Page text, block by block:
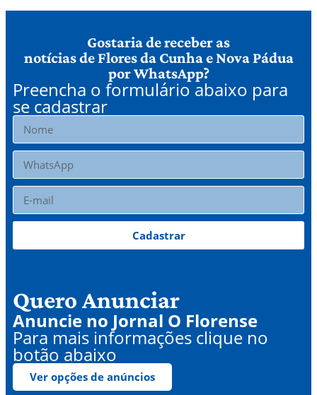
Gostaria de receber as
notícias de Flores da Cunha e Nova Pádua
por WhatsApp?
Preencha o formulário abaixo para
se cadastrar
Cadastrar
Quero Anunciar
Anuncie no Jornal O Florense
Para mais informações clique no
botão abaixo
Ver opções de anúncios